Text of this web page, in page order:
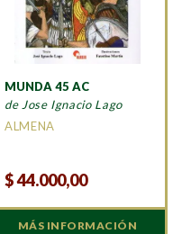
MUNDA 45 AC
de Jose Ignacio Lago
ALMENA
$44.000,00
MÁS INFORMACIÓN